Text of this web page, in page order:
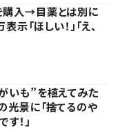
購入→目薬とは別に
「ほしい！」「え、
いも”を植えてみた
景に「捨てるのや
す！」